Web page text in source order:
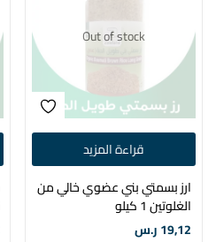
Out of stock
قراءة المزيد
ارز بسمتي بني عضوي خالي من
الغلوتين 1 كيلو
19,12ر.س